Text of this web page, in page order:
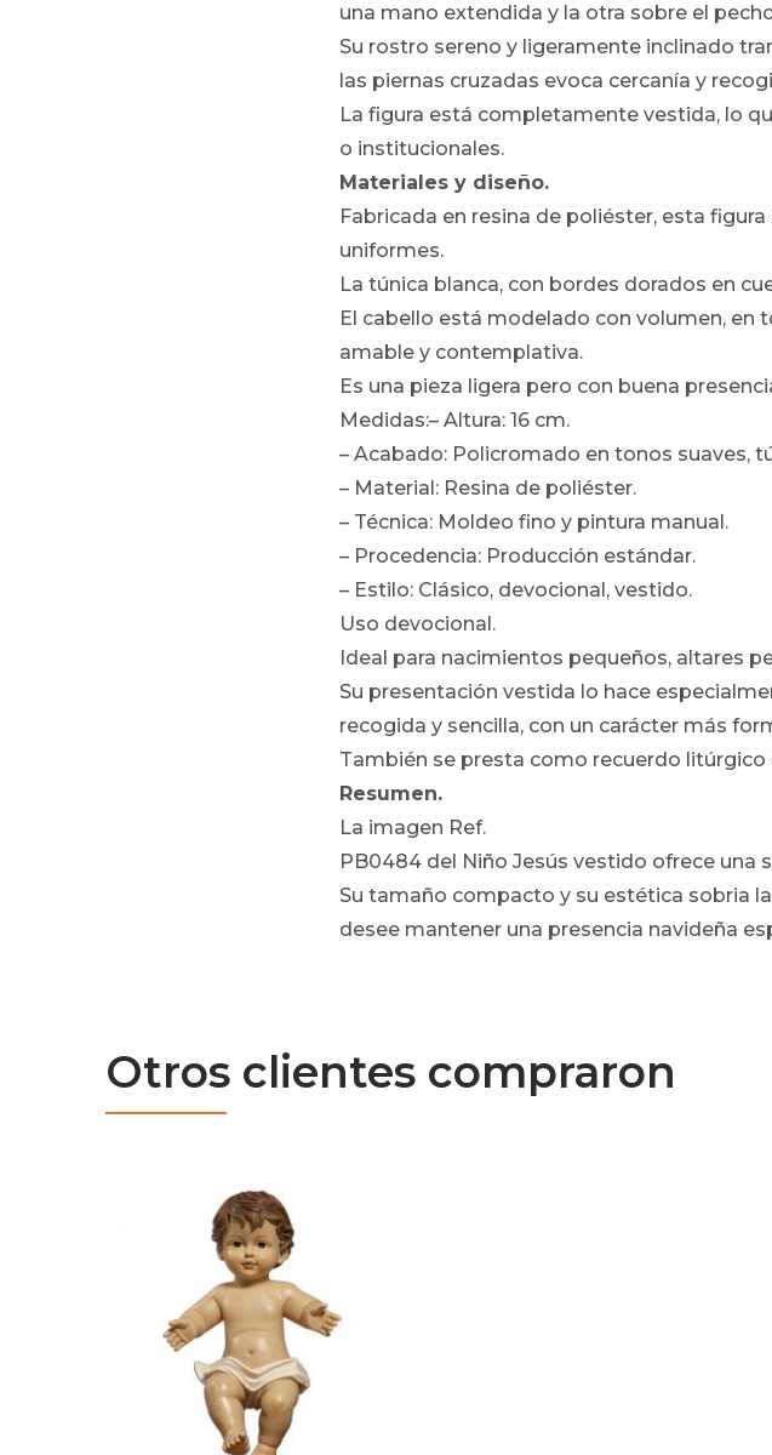
una mano extendida y la otra sobre el
Su rostro sereno y ligeramente inclinado
las piernas cruzadas evoca cercanía y
La figura está completamente vestida, lo
o institucionales.
Materiales y diseño.
Fabricada en resina de poliéster, esta
uniformes.
La túnica blanca, con bordes dorados en
El cabello está modelado con volumen, en
amable y contemplativa.
Es una pieza ligera pero con buena
Medidas:– Altura: 16 cm.
– Acabado: Policromado en tonos suaves,
– Material: Resina de poliéster.
– Técnica: Moldeo fino y pintura manual.
– Procedencia: Producción estándar.
– Estilo: Clásico, devocional, vestido.
Uso devocional.
Ideal para nacimientos pequeños, altares
Su presentación vestida lo hace
recogida y sencilla, con un carácter más
También se presta como recuerdo litúrgico
Resumen.
La imagen Ref.
PB0484 del Niño Jesús vestido ofrece una
Su tamaño compacto y su estética sobria
desee mantener una presencia navideña
Otros clientes compraron